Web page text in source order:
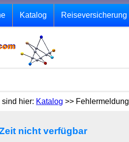
Katalog Reiseversicherung
hier: Katalog >> Fehlermeldung
nicht verfügbar